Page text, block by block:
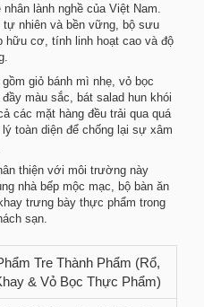
lành nghề của Việt Nam.
nhiên và bền vững, bộ sưu
hữu cơ, tính linh hoạt cao và độ
giỏ bánh mì nhẹ, vỏ bọc
màu sắc, bát salad hun khói
các mặt hàng đều trải qua quá
toàn diện để chống lại sự xâm
thiện với môi trường này
nhà bếp mộc mạc, bộ bàn ăn
trưng bày thực phẩm trong
sạn.
Tre Thành Phẩm (Rổ,
& Vỏ Bọc Thực Phẩm)